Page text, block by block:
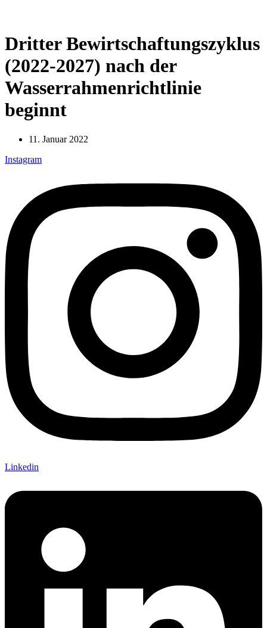
Dritter Bewirtschaftungszyklus
(2022-2027) nach der
Wasserrahmenrichtlinie
beginnt
11. Januar 2022
Instagram
Linkedin